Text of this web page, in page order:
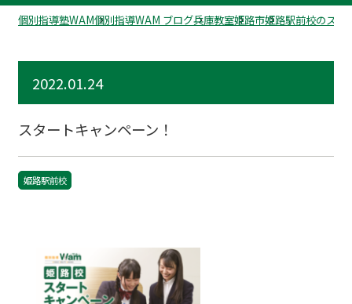
個別指導塾WAM個別指導WAM ブログ兵庫教室姫路市姫路駅前校のスタ
2022.01.24
スタートキャンペーン！
姫路駅前校